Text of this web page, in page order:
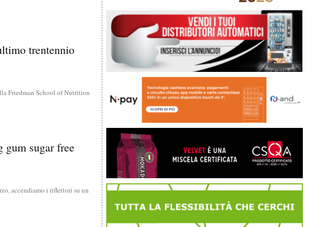
trentennio
Friedman School of Nutrition
gum sugar free
accendiamo i riflettori su un